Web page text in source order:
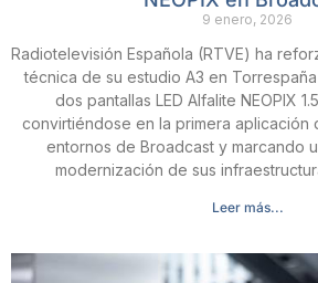
9 enero, 2026
Radiotelevisión Española (RTVE) ha
técnica de su estudio A3 en
dos pantallas LED Alfalite NEOPIX
convirtiéndose en la primera aplicación
entornos de Broadcast y marcando
modernización de sus
Leer más...